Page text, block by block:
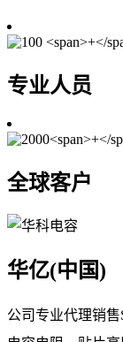
专业人员
全球客户
华亿(中国)
公司专业代理销